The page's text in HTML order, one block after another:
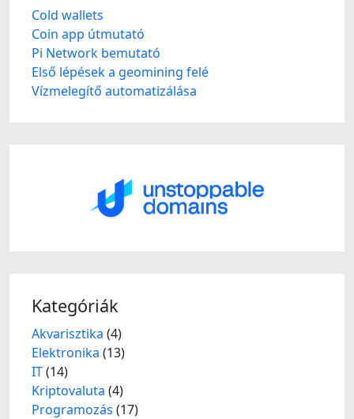
Cold wallets
Coin app útmutató
Pi Network bemutató
Első lépések a geomining felé
Vízmelegítő automatizálása
Kategóriák
Akvarisztika (4)
Elektronika (13)
IT(14)
Kriptovaluta (4)
Programozás (17)